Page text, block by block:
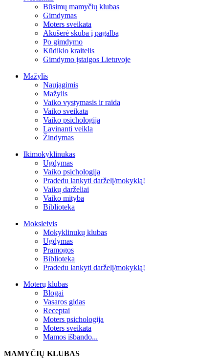
Būsimų mamyčių klubas
Gimdymas
Moters sveikata
Akušerė skuba į pagalbą
Po gimdymo
Kūdikio kraitelis
Gimdymo įstaigos Lietuvoje
Mažylis
Naujagimis
Mažylis
Vaiko vystymasis ir raida
Vaiko sveikata
Vaiko psichologija
Lavinanti veikla
Žindymas
Ikimokyklinukas
Ugdymas
Vaiko psichologija
Pradedu lankyti darželį/mokyklą!
Vaikų darželiai
Vaiko mityba
Biblioteka
Moksleivis
Mokyklinukų klubas
Ugdymas
Pramogos
Biblioteka
Pradedu lankyti darželį/mokyklą!
Moterų klubas
Blogai
Vasaros gidas
Receptai
Moters psichologija
Moters sveikata
Mamos išbando...
MAMYČIŲ KLUBAS